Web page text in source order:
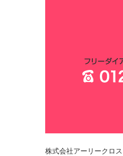
株式会社アーリークロ